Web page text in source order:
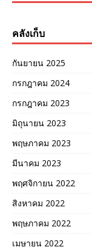
คลังเก็บ
กันยายน 2025
กรกฎาคม 2024
กรกฎาคม 2023
มิถุนายน 2023
พฤษภาคม 2023
มีนาคม 2023
พฤศจิกายน 2022
สิงหาคม 2022
พฤษภาคม 2022
เมษายน 2022